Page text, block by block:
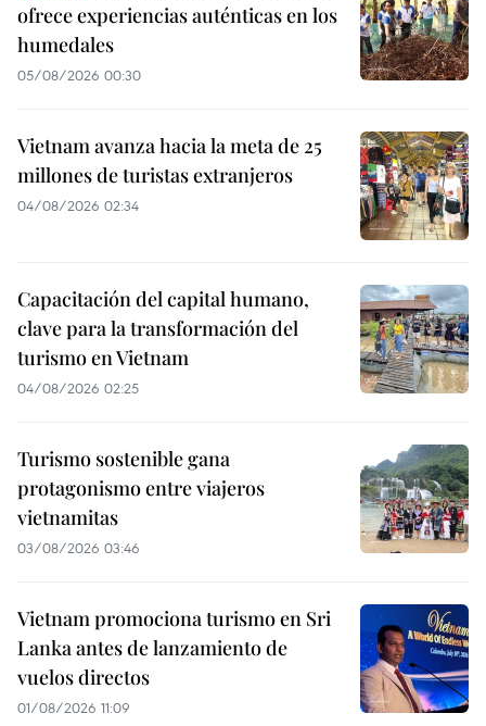
ofrece experiencias auténticas en los
humedales
05/08/2026 00:30
Vietnam avanza hacia la meta de 25
millones de turistas extranjeros
04/08/2026 02:34
Capacitación del capital humano,
clave para la transformación del
turismo en Vietnam
04/08/2026 02:25
Turismo sostenible gana
protagonismo entre viajeros
vietnamitas
03/08/2026 03:46
Vietnam promociona turismo en Sri
Lanka antes de lanzamiento de
vuelos directos
01/08/2026 11:09